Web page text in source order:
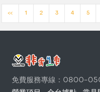
<< 1 2 3 4 5
免費服務專線：0800-